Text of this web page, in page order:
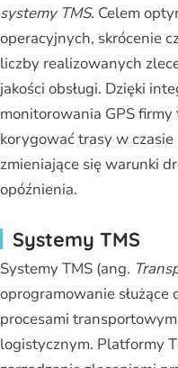
systemy TMS. Celem
operacyjnych, skrócenie
liczby realizowanych
jakości obsługi. Dzięki
monitorowania GPS
korygować trasy w
zmieniające się warunki
opóźnienia.
Systemy TMS
Systemy TMS (ang.
oprogramowanie
procesami
logistycznym. Platformy